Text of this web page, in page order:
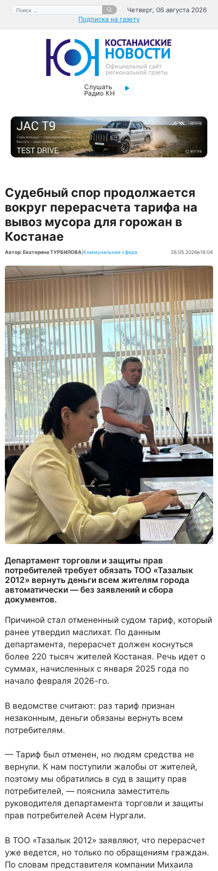
Перейти
содержимому
Поиск:
Четверг, 06 августа 2026
Подписка на газету
Слушать
Радио КН
Судебный спор продолжается
вокруг перерасчета тарифа на
вывоз мусора для горожан в
Костанае
Автор: Екатерина ТУРБИЛОВА Коммунальная сфера 26.05.2026в16:04
Департамент торговли и защиты прав
потребителей требует обязать ТОО «Тазалык
2012» вернуть деньги всем жителям города
автоматически — без заявлений и сбора
документов.
Причиной стал отмененный судом тариф, который
ранее утвердил маслихат. По данным
департамента, перерасчет должен коснуться
более 220 тысяч жителей Костаная. Речь идет о
суммах, начисленных с января 2025 года по
начало февраля 2026-го.
В ведомстве считают: раз тариф признан
незаконным, деньги обязаны вернуть всем
потребителям.
— Тариф был отменен, но людям средства не
вернули. К нам поступили жалобы от жителей,
поэтому мы обратились в суд в защиту прав
потребителей, — пояснила заместитель
руководителя департамента торговли и защиты
прав потребителей Асем Нургали.
В ТОО «Тазалык 2012» заявляют, что перерасчет
уже ведется, но только по обращениям граждан.
По словам представителя компании Михаила